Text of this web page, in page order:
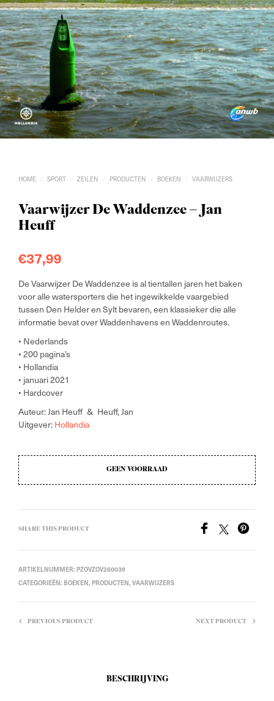
HOME / SPORT / ZEILEN / PRODUCTEN / BOEKEN / VAARWIJZERS
Vaarwijzer De Waddenzee – Jan
Heuff
€37,99
De Vaarwijzer De Waddenzee is al tientallen jaren het baken
voor alle watersporters die het ingewikkelde vaargebied
tussen Den Helder en Sylt bevaren, een klassieker die alle
informatie bevat over Waddenhavens en Waddenroutes.
• Nederlands
• 200 pagina’s
• Hollandia
• januari 2021
• Hardcover
Auteur: Jan Heuff & Heuff, Jan
Uitgever:Hollandia
GEEN VOORRAAD
SHARE THIS PRODUCT
ARTIKELNUMMER: PZOVZOV260039
CATEGORIEËN: BOEKEN, PRODUCTEN, VAARWIJZERS
PREVIOUS PRODUCT NEXT PRODUCT
BESCHRIJVING